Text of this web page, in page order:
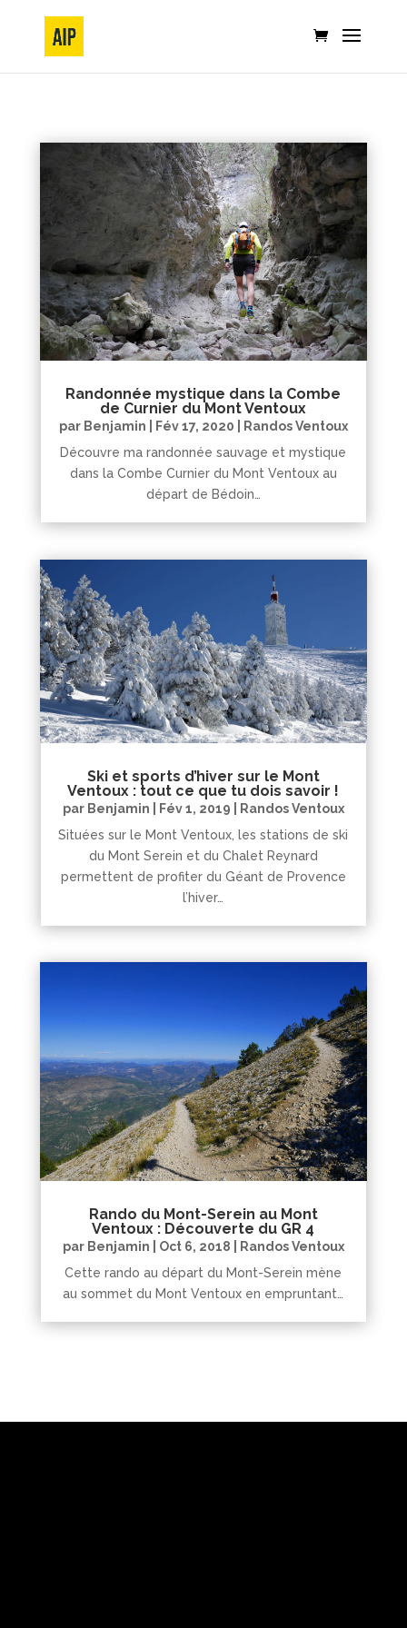
Randonnée mystique dans la Combe
de Curnier du Mont Ventoux
par Benjamin Fév 17, 2020
Randos Ventoux
Découvre ma randonnée sauvage et mystique
dans la Combe Curnier du Mont Ventoux au
départ de Bédoin…
Ski et sports d’hiver sur le Mont
Ventoux : tout ce que tu dois savoir !
par Benjamin Fév 1, 2019
Randos Ventoux
Situées sur le Mont Ventoux, les stations de ski
du Mont Serein et du Chalet Reynard
permettent de profiter du Géant de Provence
l’hiver…
Rando du Mont-Serein au Mont
Ventoux : Découverte du GR 4
par Benjamin Oct 6, 2018
Randos Ventoux
Cette rando au départ du Mont-Serein mène
au sommet du Mont Ventoux en empruntant…